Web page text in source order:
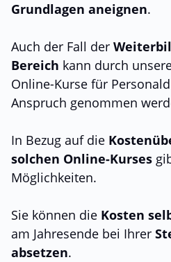
Grundlagen aneignen.
Auch der Fall der
Bereich kann durch
Online-Kurse für
Anspruch genommen
In Bezug auf die
solchen Online-Kurses
Möglichkeiten.
Sie können die Kosten
am Jahresende bei Ihrer
absetzen.